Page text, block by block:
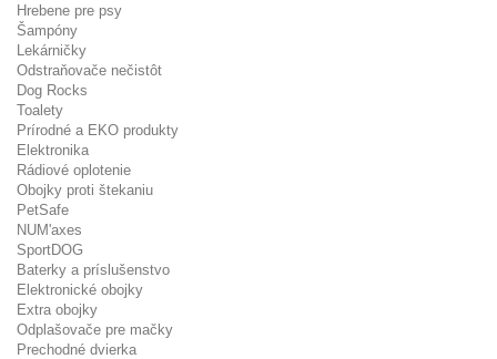
Hrebene pre psy
Šampóny
Lekárničky
Odstraňovače nečistôt
Dog Rocks
Toalety
Prírodné a EKO produkty
Elektronika
Rádiové oplotenie
Obojky proti štekaniu
PetSafe
NUM'axes
SportDOG
Baterky a príslušenstvo
Elektronické obojky
Extra obojky
Odplašovače pre mačky
Prechodné dvierka